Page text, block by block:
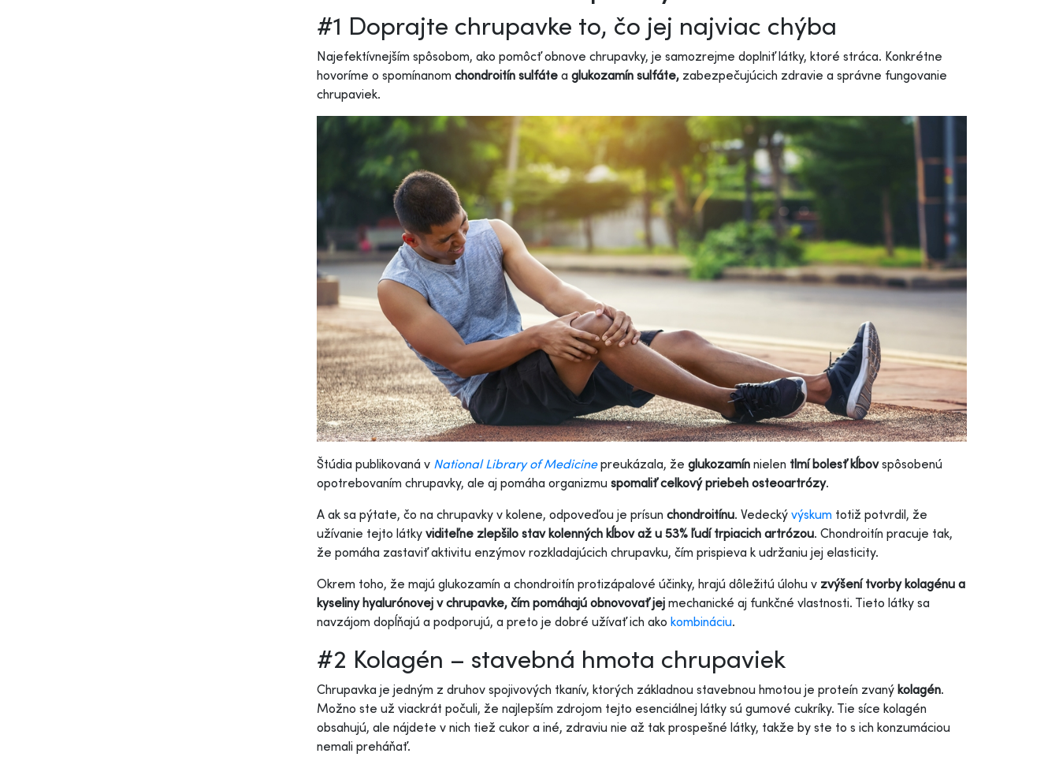
#1 Doprajte chrupavke to, čo jej najviac chýba
Najefektívnejším spôsobom, ako pomôcť obnove chrupavky, je samozrejme doplniť látky, ktoré stráca. Konkrétne
hovoríme o spomínanom chondroitín sulfáte a glukozamín sulfáte, zabezpečujúcich zdravie a správne fungovanie
chrupaviek.
Štúdia publikovaná v National Library of Medicinepreukázala, že glukozamín nielen tlmí bolesť kĺbovspôsobenú
opotrebovaním chrupavky, ale aj pomáha organizmu spomaliť celkový priebeh osteoartrózy.
A ak sa pýtate, čo na chrupavky v kolene, odpoveďou je prísun chondroitínu. Vedecký výskum totiž potvrdil, že
užívanie tejto látky viditeľne zlepšilo stav kolenných kĺbov až u 53% ľudí trpiacich artrózou. Chondroitín pracuje tak,
že pomáha zastaviť aktivitu enzýmov rozkladajúcich chrupavku, čím prispieva k udržaniu jej elasticity.
Okrem toho, že majú glukozamín a chondroitín protizápalové účinky, hrajú dôležitú úlohu v zvýšení tvorby kolagénu a
kyseliny hyalurónovej v chrupavke, čím pomáhajú obnovovať jej mechanické aj funkčné vlastnosti. Tieto látky sa
navzájom dopĺňajú a podporujú, a preto je dobré užívať ich ako kombináciu.
#2 Kolagén – stavebná hmota chrupaviek
Chrupavka je jedným z druhov spojivových tkanív, ktorých základnou stavebnou hmotou je proteín zvaný kolagén.
Možno ste už viackrát počuli, že najlepším zdrojom tejto esenciálnej látky sú gumové cukríky. Tie síce kolagén
obsahujú, ale nájdete v nich tiež cukor a iné, zdraviu nie až tak prospešné látky, takže by ste to s ich konzumáciou
nemali preháňať.